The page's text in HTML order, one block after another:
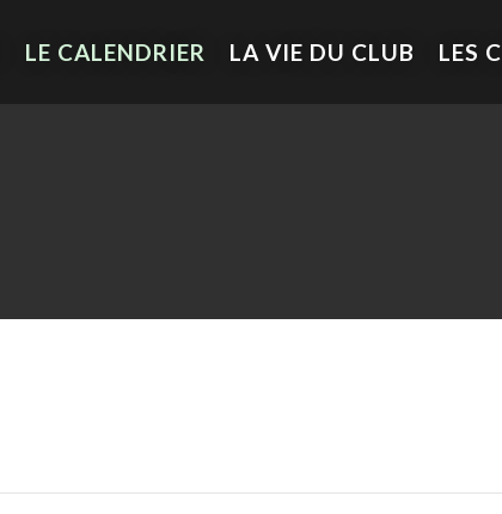
LE CALENDRIER LA VIE DU CLUB LES